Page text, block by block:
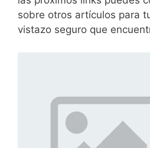
sobre otros artículos para
vistazo seguro que